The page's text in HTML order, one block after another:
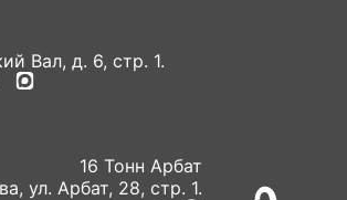
Вал, д. 6, стр. 1.
16 Тонн Арбат
ул. Арбат, 28, стр. 1.